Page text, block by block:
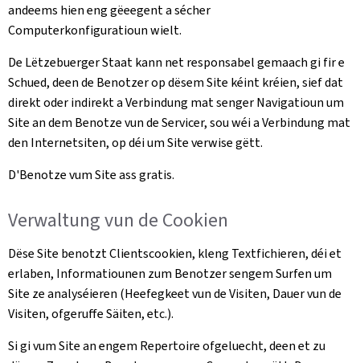
andeems hien eng gëeegent a sécher
Computerkonfiguratioun wielt.
De Lëtzebuerger Staat kann net responsabel gemaach gi fir e
Schued, deen de Benotzer op dësem Site kéint kréien, sief dat
direkt oder indirekt a Verbindung mat senger Navigatioun um
Site an dem Benotze vun de Servicer, sou wéi a Verbindung mat
den Internetsiten, op déi um Site verwise gëtt.
D'Benotze vum Site ass gratis.
Verwaltung vun de Cookien
Dëse Site benotzt Clientscookien, kleng Textfichieren, déi et
erlaben, Informatiounen zum Benotzer sengem Surfen um
Site ze analyséieren (Heefegkeet vun de Visiten, Dauer vun de
Visiten, ofgeruffe Säiten, etc.).
Si gi vum Site an engem Repertoire ofgeluecht, deen et zu